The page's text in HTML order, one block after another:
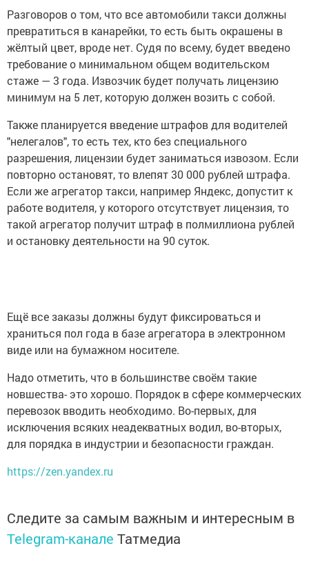
Разговоров о том, что все автомобили такси должны
превратиться в канарейки, то есть быть окрашены в
жёлтый цвет, вроде нет. Судя по всему, будет введено
требование о минимальном общем водительском
стаже — 3 года. Извозчик будет получать лицензию
минимум на 5 лет, которую должен возить с собой.
Также планируется введение штрафов для водителей
"нелегалов", то есть тех, кто без специального
разрешения, лицензии будет заниматься извозом. Если
повторно остановят, то влепят 30 000 рублей штрафа.
Если же агрегатор такси, например Яндекс, допустит к
работе водителя, у которого отсутствует лицензия, то
такой агрегатор получит штраф в полмиллиона рублей
и остановку деятельности на 90 суток.
Ещё все заказы должны будут фиксироваться и
храниться пол года в базе агрегатора в электронном
виде или на бумажном носителе.
Надо отметить, что в большинстве своём такие
новшества- это хорошо. Порядок в сфере коммерческих
перевозок вводить необходимо. Во-первых, для
исключения всяких неадекватных водил, во-вторых,
для порядка в индустрии и безопасности граждан.
https://zen.yandex.ru
Следите за самым важным и интересным в
Telegram-канале Татмедиа